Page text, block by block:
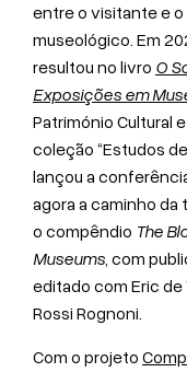
entre o visitante e
museológico. Em
resultou no livro O
Exposições em
Património Cultural
coleção “Estudos
lançou a
agora a caminho
o compêndio The
Museums, com
editado com Eric de
Rossi Rognoni.
Com o projeto